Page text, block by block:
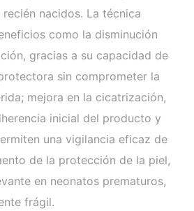
nacidos. La técnica
como la disminución
gracias a su capacidad de
sin comprometer la
mejora en la cicatrización,
inicial del producto y
una vigilancia eficaz de
de la protección de la piel,
en neonatos prematuros,
frágil.